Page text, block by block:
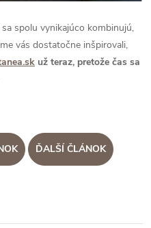
spolu vynikajúco kombinujú,
vás dostatočne inšpirovali,
už teraz, pretože čas sa
ĎALŠÍ ČLÁNOK